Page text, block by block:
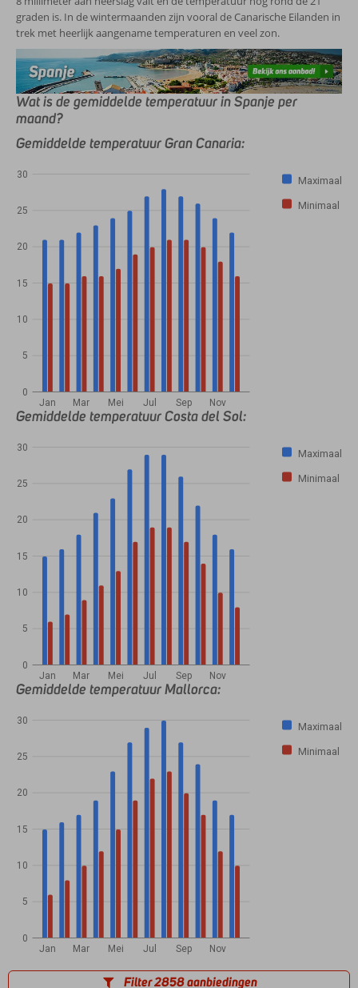
graden is. In de wintermaanden zijn vooral de Canarische Eilanden in
trek met heerlijk aangename temperaturen en veel zon.
Wat is de gemiddelde temperatuur in Spanje per
maand?
Gemiddelde temperatuur Gran Canaria:
Maximaal
Minimaal
Jan Mar Mei Jul Sep Nov
0
5
10
15
20
25
30
Gemiddelde temperatuur Costa del Sol:
Maximaal
Minimaal
Jan Mar Mei Jul Sep Nov
0
5
10
15
20
25
30
Gemiddelde temperatuur Mallorca:
Maximaal
Minimaal
Jan Mar Mei Jul Sep Nov
0
5
10
15
20
25
30
Filter 2858 aanbiedingen